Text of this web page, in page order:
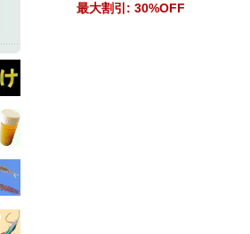
最大割引: 30%OFF